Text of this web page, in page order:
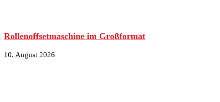
Rollenoffsetmaschine im Großformat
10. August 2026